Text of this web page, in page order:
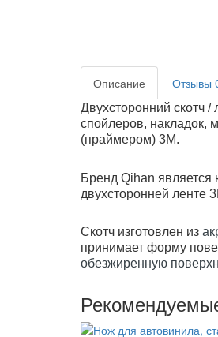
Описание Отзывы
Двухсторонний скотч /
спойлеров, накладок,
(праймером) 3M.
Бренд Qihan является
двухсторонней ленте
Скотч изготовлен из
принимает форму
обезжиренную